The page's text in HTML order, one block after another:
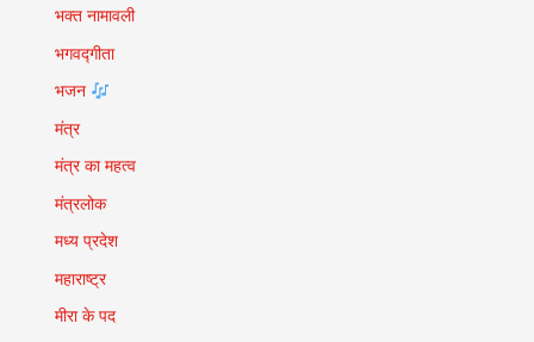
भक्त नामावली
भगवद्गीता
भजन
मंत्र
मंत्र का महत्व
मंत्रलोक
मध्य प्रदेश
महाराष्ट्र
मीरा के पद